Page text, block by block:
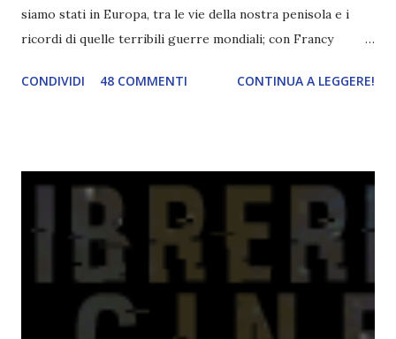
siamo stati in Europa, tra le vie della nostra penisola e i
ricordi di quelle terribili guerre mondiali; con Francy
abbiamo vagato nella savana. Ora preparate le valigie che si
obiettivi! OBIETTIVI Iniziamo con un obiettivo facile facile:
L'Oceania è circondata dal mare! Un libro nel quale il mare è
l'elemento fondamentale. Un libro sulle sirene, un libro con
protagonisti dei surfisti.. un libro importante nella storia
della letteratura australiana, neozelandese, ecc . l'Oceania
è ricca di natura! Leggete un libro con una cover molto, ...
CONDIVIDI 48 COMMENTI CONTINUA A LEGGERE!